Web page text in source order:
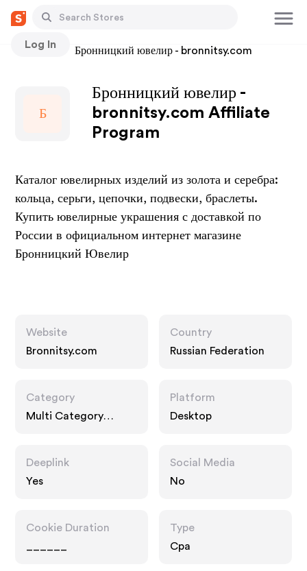
Log In
Stores Бронницкий ювелир - bronnitsy.com
Б
Бронницкий ювелир -
bronnitsy.com Affiliate
Program
Каталог ювелирных изделий из золота и серебра:
кольца, серьги, цепочки, подвески, браслеты.
Купить ювелирные украшения с доставкой по
России в официальном интернет магазине
Бронницкий Ювелир
Website
Bronnitsy.com
Country
Russian Federation
Category
Multi Category
Platform
Desktop
Deeplink
Yes
Social Media
No
Cookie Duration
Type
Cpa